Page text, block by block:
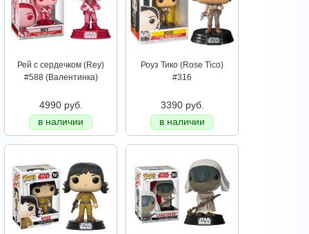
Рей с сердечком (Rey)
#588 (Валентинка)
4990 руб.
в наличии
Роуз Тико (Rose Tico)
#316
3390 руб.
в наличии